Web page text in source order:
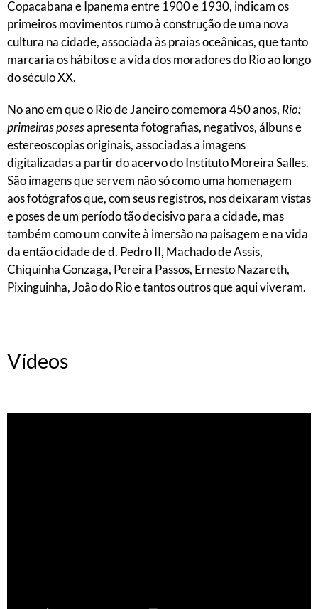
Copacabana e Ipanema entre 1900 e 1930, indicam os
primeiros movimentos rumo à construção de uma nova
cultura na cidade, associada às praias oceânicas, que tanto
marcaria os hábitos e a vida dos moradores do Rio ao longo
do século XX.
No ano em que o Rio de Janeiro comemora 450 anos, Rio:
primeiras posesapresenta fotografias, negativos, álbuns e
estereoscopias originais, associadas a imagens
digitalizadas a partir do acervo do Instituto Moreira Salles.
São imagens que servem não só como uma homenagem
aos fotógrafos que, com seus registros, nos deixaram vistas
e poses de um período tão decisivo para a cidade, mas
também como um convite à imersão na paisagem e na vida
da então cidade de d. Pedro II, Machado de Assis,
Chiquinha Gonzaga, Pereira Passos, Ernesto Nazareth,
Pixinguinha, João do Rio e tantos outros que aqui viveram.
Vídeos